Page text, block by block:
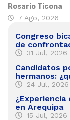
Rosario Ticona
7 Ago, 2026
Congreso
de
31 Jul, 2026
Candidatos
hermanos:
24 Jul, 2026
en Arequipa
15 Jul, 2026